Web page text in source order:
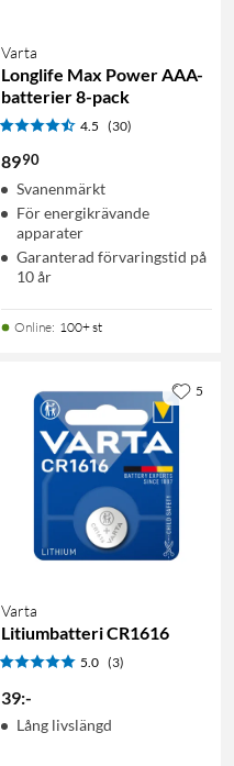
Varta
Longlife Max Power AAA-
batterier 8-pack
4.5 (30)
8990
Svanenmärkt
För energikrävande
apparater
Garanterad förvaringstid på
10 år
Online: 100+ st
Varta
Litiumbatteri CR1616
5.0 (3)
39:-
Lång livslängd
5